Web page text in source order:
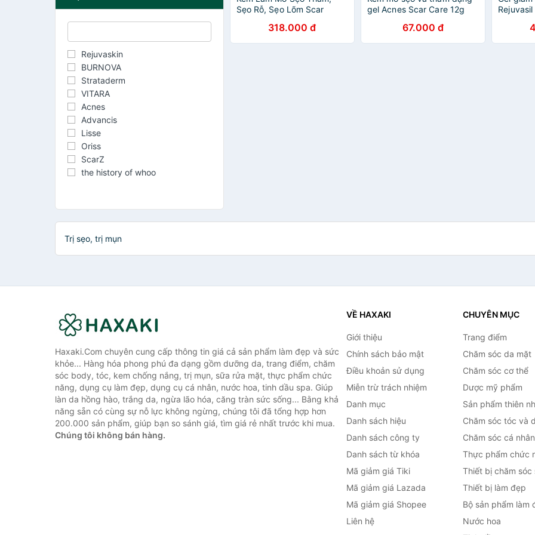
Rejuvaskin
BURNOVA
Strataderm
VITARA
Acnes
Advancis
Lisse
Oriss
ScarZ
the history of whoo
Sẹo Rỗ, Sẹo Lõm Scar
thương hiệu hỗ trợ trị sẹo
Hoa Kỳ
318.000 đ
gel Acnes Scar Care 12g
67.000 đ
Rejuvasil
Trị sẹo, trị mụn
Haxaki.Com chuyên cung cấp thông tin giá cả sản phẩm làm đẹp và sức
khỏe... Hàng hóa phong phú đa dạng gồm dưỡng da, trang điểm, chăm
sóc body, tóc, kem chống nắng, trị mụn, sữa rửa mặt, thực phẩm chức
năng, dụng cụ làm đẹp, dụng cụ cá nhân, nước hoa, tinh dầu spa. Giúp
làn da hồng hào, trắng da, ngừa lão hóa, căng tràn sức sống... Bằng khả
năng sẵn có cùng sự nỗ lực không ngừng, chúng tôi đã tổng hợp hơn
200.000 sản phẩm, giúp bạn so sánh giá, tìm giá rẻ nhất trước khi mua.
Chúng tôi không bán hàng.
VỀ HAXAKI
Giới thiệu
Chính sách bảo mật
Điều khoản sử dụng
Miễn trừ trách nhiệm
Danh mục
Danh sách hiệu
Danh sách công ty
Danh sách từ khóa
Mã giảm giá Tiki
Mã giảm giá Lazada
Mã giảm giá Shopee
Liên hệ
CHUYÊN MỤC
Trang điểm
Chăm sóc da mặt
Chăm sóc cơ thể
Dược mỹ phẩm
Sản phẩm thiên
Chăm sóc tóc và
Chăm sóc cá nhân
Thực phẩm chức
Thiết bị chăm sóc
Thiết bị làm đẹp
Bộ sản phẩm làm
Nước hoa